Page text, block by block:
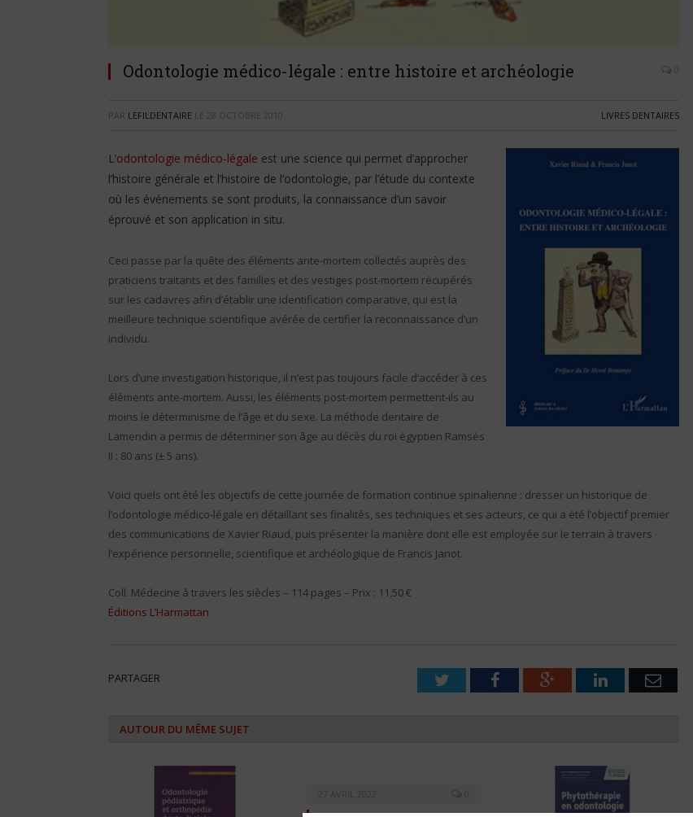
Odontologie médico-légale : entre histoire et archéologie 0
PAR LEFILDENTAIRE LE 28 OCTOBRE 2010 LIVRES DENTAIRES
L’odontologie médico-légale est une science qui permet d’approcher
l’histoire générale et l’histoire de l’odontologie, par l’étude du contexte
où les événements se sont produits, la connaissance d’un savoir
éprouvé et son application in situ.
Ceci passe par la quête des éléments ante-mortem collectés auprès des
praticiens traitants et des familles et des vestiges post-mortem récupérés
sur les cadavres afin d’établir une identification comparative, qui est la
meilleure technique scientifique avérée de certifier la reconnaissance d’un
individu.
Lors d’une investigation historique, il n’est pas toujours facile d’accéder à ces
éléments ante-mortem. Aussi, les éléments post-mortem permettent-ils au
moins le déterminisme de l’âge et du sexe. La méthode dentaire de
Lamendin a permis de déterminer son âge au décès du roi égyptien Ramsès
II : 80 ans (± 5 ans).
Voici quels ont été les objectifs de cette journée de formation continue spinalienne : dresser un historique de
l’odontologie médico-légale en détaillant ses finalités, ses techniques et ses acteurs, ce qui a été l’objectif premier
des communications de Xavier Riaud, puis présenter la manière dont elle est employée sur le terrain à travers
l’expérience personnelle, scientifique et archéologique de Francis Janot.
Coll. Médecine à travers les siècles – 114 pages – Prix : 11,50 €
Éditions L’Harmattan
PARTAGER TwitterFacebookGoogle+LinkedInEmail
AUTOUR DU MÊME SUJET